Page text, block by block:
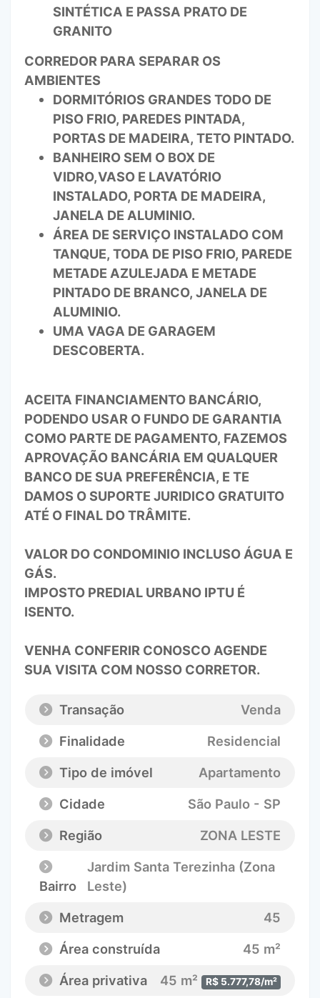
SINTÉTICA E PASSA PRATO DE
GRANITO
CORREDOR PARA SEPARAR OS
AMBIENTES
DORMITÓRIOS GRANDES TODO DE
PISO FRIO, PAREDES PINTADA,
PORTAS DE MADEIRA, TETO PINTADO.
BANHEIRO SEM O BOX DE
VIDRO,VASO E LAVATÓRIO
INSTALADO, PORTA DE MADEIRA,
JANELA DE ALUMINIO.
ÁREA DE SERVIÇO INSTALADO COM
TANQUE, TODA DE PISO FRIO, PAREDE
METADE AZULEJADA E METADE
PINTADO DE BRANCO, JANELA DE
ALUMINIO.
UMA VAGA DE GARAGEM
DESCOBERTA.
ACEITA FINANCIAMENTO BANCÁRIO,
PODENDO USAR O FUNDO DE GARANTIA
COMO PARTE DE PAGAMENTO, FAZEMOS
APROVAÇÃO BANCÁRIA EM QUALQUER
BANCO DE SUA PREFERÊNCIA, E TE
DAMOS O SUPORTE JURIDICO GRATUITO
ATÉ O FINAL DO TRÂMITE.
VALOR DO CONDOMINIO INCLUSO ÁGUA E
GÁS.
IMPOSTO PREDIAL URBANO IPTU É
ISENTO.
VENHA CONFERIR CONOSCO AGENDE
SUA VISITA COM NOSSO CORRETOR.
Transação
Venda
Finalidade
Residencial
Tipo de imóvel
Apartamento
Cidade
São Paulo - SP
Região
ZONA LESTE
Bairro
Jardim Santa Terezinha (Zona
Leste)
Metragem
45
Área construída
45 m²
Área privativa
45 m² R$ 5.777,78/m²